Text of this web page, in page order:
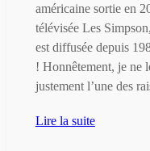
américaine sortie en
télévisée Les
est diffusée depuis
! Honnêtement, je ne
justement l’une des
Lire la suite